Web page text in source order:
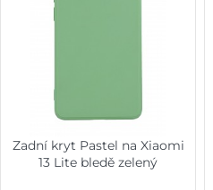
Zadní kryt Pastel na Xiaomi
13 Lite bledě zelený